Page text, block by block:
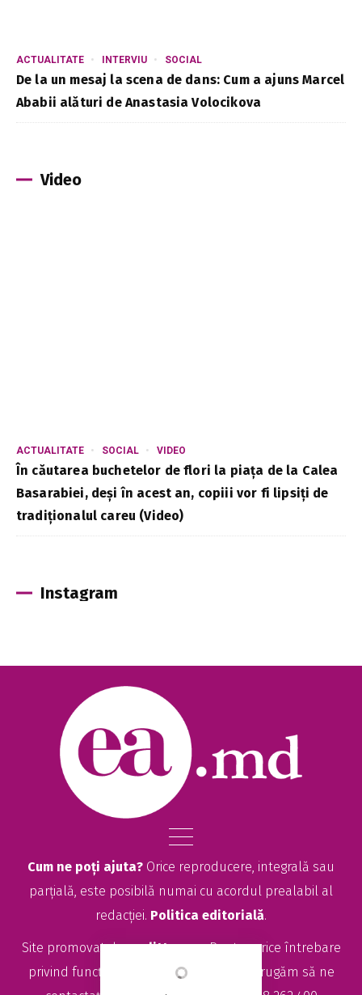
ACTUALITATE INTERVIU SOCIAL
De la un mesaj la scena de dans: Cum a ajuns Marcel
Ababii alături de Anastasia Volocikova
Video
ACTUALITATE SOCIAL VIDEO
În căutarea buchetelor de flori la piața de la Calea
Basarabiei, deși în acest an, copiii vor fi lipsiți de
tradiționalul careu (Video)
Instagram
Cum ne poți ajuta? Orice reproducere, integrală sau
parțială, este posibilă numai cu acordul prealabil al
redacției. Politica editorială.
Site promovat deseolitte.com. Pentru orice întrebare
privind funcționarea site-ului EA.md, vă rugăm să ne